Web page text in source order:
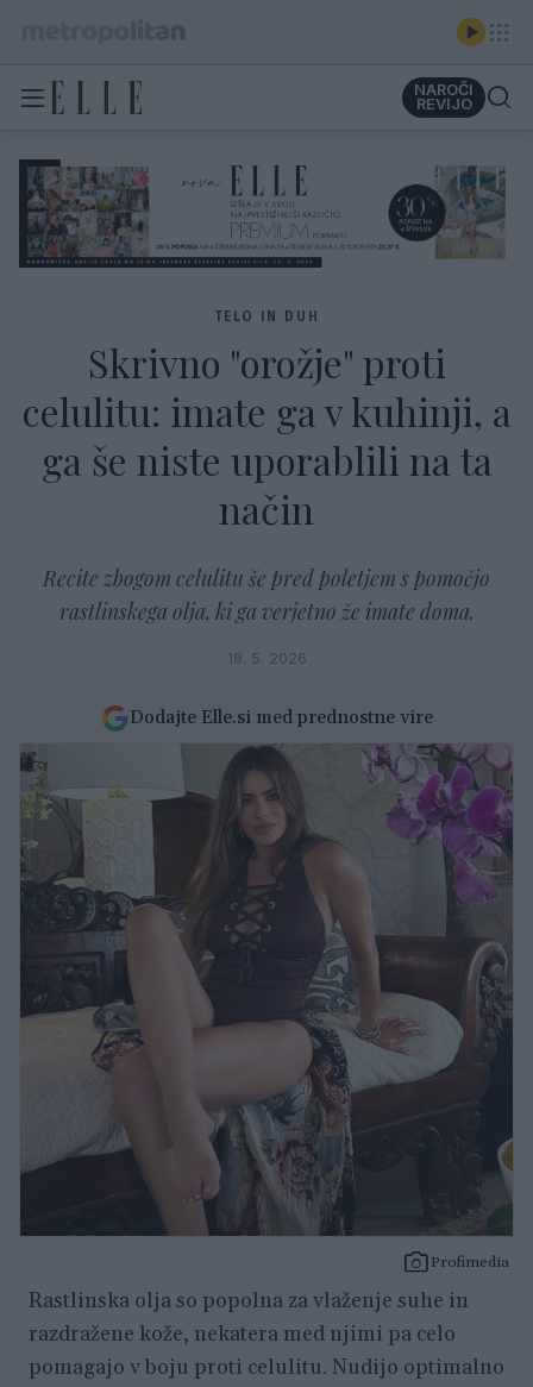
NAROČI
REVIJO
TELO IN DUH
Skrivno "orožje" proti
celulitu: imate ga v kuhinji, a
ga še niste uporablili na ta
način
Recite zbogom celulitu še pred poletjem s pomočjo
rastlinskega olja, ki ga verjetno že imate doma.
18. 5. 2026
Dodajte Elle.si med prednostne vire
Profimedia
Rastlinska olja so popolna za vlaženje suhe in
razdražene kože, nekatera med njimi pa celo
pomagajo v boju proti celulitu. Nudijo optimalno